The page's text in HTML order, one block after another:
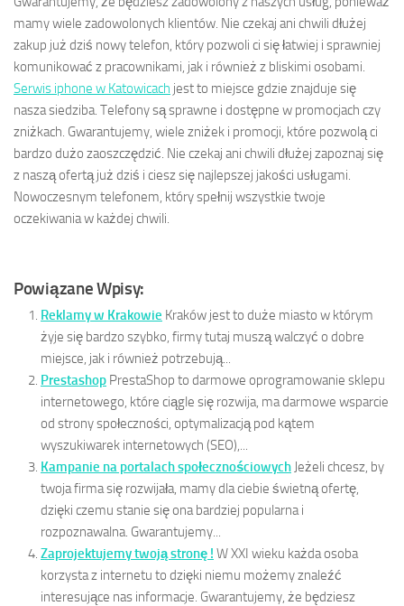
mamy wiele zadowolonych klientów. Nie czekaj ani chwili dłużej
zakup już dziś nowy telefon, który pozwoli ci się łatwiej i sprawniej
komunikować z pracownikami, jak i również z bliskimi osobami.
Serwis iphone w Katowicach jest to miejsce gdzie znajduje się
nasza siedziba. Telefony są sprawne i dostępne w promocjach czy
zniżkach. Gwarantujemy, wiele zniżek i promocji, które pozwolą ci
bardzo dużo zaoszczędzić. Nie czekaj ani chwili dłużej zapoznaj się
z naszą ofertą już dziś i ciesz się najlepszej jakości usługami.
Nowoczesnym telefonem, który spełnij wszystkie twoje
oczekiwania w każdej chwili.
Powiązane Wpisy:
Reklamy w Krakowie Kraków jest to duże miasto w którym
żyje się bardzo szybko, firmy tutaj muszą walczyć o dobre
miejsce, jak i również potrzebują...
Prestashop PrestaShop to darmowe oprogramowanie sklepu
internetowego, które ciągle się rozwija, ma darmowe wsparcie
od strony społeczności, optymalizacją pod kątem
wyszukiwarek internetowych (SEO),...
Kampanie na portalach społecznościowych Jeżeli chcesz, by
twoja firma się rozwijała, mamy dla ciebie świetną ofertę,
dzięki czemu stanie się ona bardziej popularna i
rozpoznawalna. Gwarantujemy...
Zaprojektujemy twoją stronę ! W XXI wieku każda osoba
korzysta z internetu to dzięki niemu możemy znaleźć
interesujące nas informacje. Gwarantujemy, że będziesz